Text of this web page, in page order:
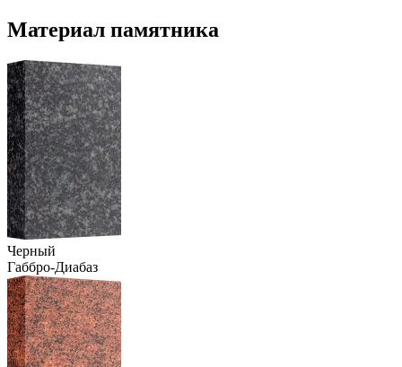
Материал памятника
Черный
Габбро-Диабаз